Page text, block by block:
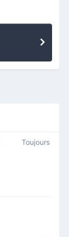
Toujours